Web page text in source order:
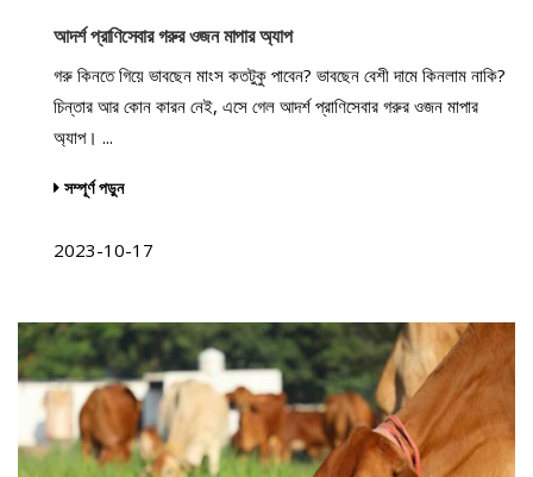
আদর্শ প্রাণিসেবার গরুর ওজন মাপার অ্যাপ
গরু কিনতে গিয়ে ভাবছেন মাংস কতটুকু পাবেন? ভাবছেন বেশী দামে কিনলাম নাকি?
চিন্তার আর কোন কারন নেই, এসে গেল আদর্শ প্রাণিসেবার গরুর ওজন মাপার
অ্যাপ। ...
সম্পূর্ণ পড়ুন
2023-10-17